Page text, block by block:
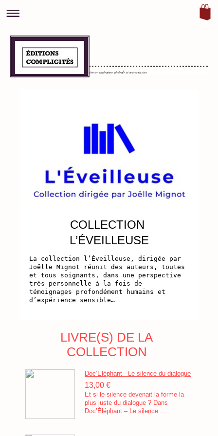
Maison d'édition en littérature générale et universitaire
COLLECTION
L’ÉVEILLEUSE
La collection l’Éveilleuse, dirigée par
Joëlle Mignot réunit des auteurs, toutes
et tous soignants, dans une perspective
très personnelle à la fois de
témoignages profondément humains et
LIVRE(S) DE LA
COLLECTION
Doc’Eléphant - Le silence du dialogue
13,00 €
Et si le silence devenait la forme la
plus juste du dialogue ? Dans
Doc’Éléphant – Le silence ...